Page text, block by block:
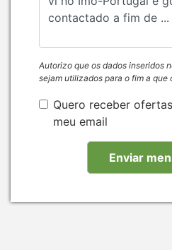
Autorizo que os dados inseridos
sejam utilizados para o fim a que
Quero receber
meu email